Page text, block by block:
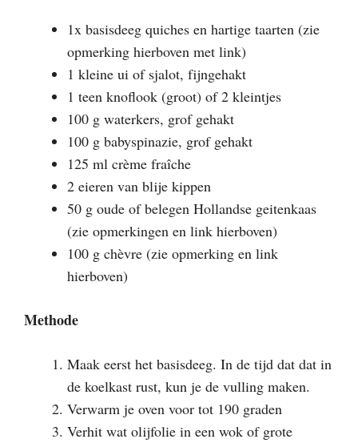
1x basisdeeg quiches en hartige taarten (zie
opmerking hierboven met link)
1 kleine ui of sjalot, fijngehakt
1 teen knoflook (groot) of 2 kleintjes
100 g waterkers, grof gehakt
100 g babyspinazie, grof gehakt
125 ml crème fraîche
2 eieren van blije kippen
50 g oude of belegen Hollandse geitenkaas
(zie opmerkingen en link hierboven)
100 g chèvre (zie opmerking en link
hierboven)
Methode
Maak eerst het basisdeeg. In de tijd dat dat in
de koelkast rust, kun je de vulling maken.
Verwarm je oven voor tot 190 graden
Verhit wat olijfolie in een wok of grote